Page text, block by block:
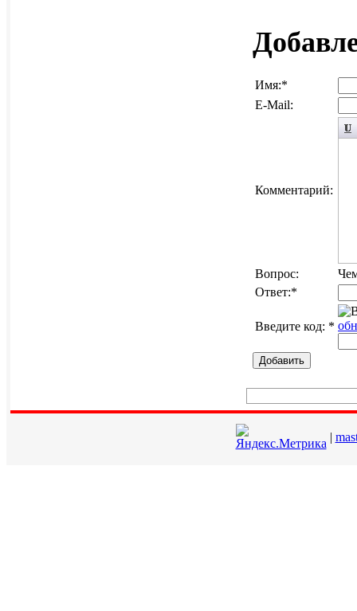
Имя:*
E-Mail:
Комментарий:
Вопрос:
Ответ:*
Введите код: *
Добавить
|